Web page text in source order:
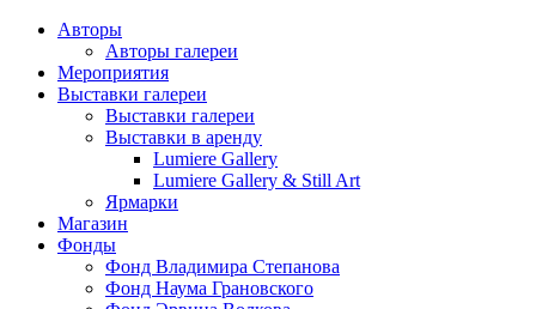
Авторы
Авторы галереи
Мероприятия
Выставки галереи
Выставки галереи
Выставки в аренду
Lumiere Gallery
Lumiere Gallery & Still Art
Ярмарки
Магазин
Фонды
Фонд Владимира Степанова
Фонд Наума Грановского